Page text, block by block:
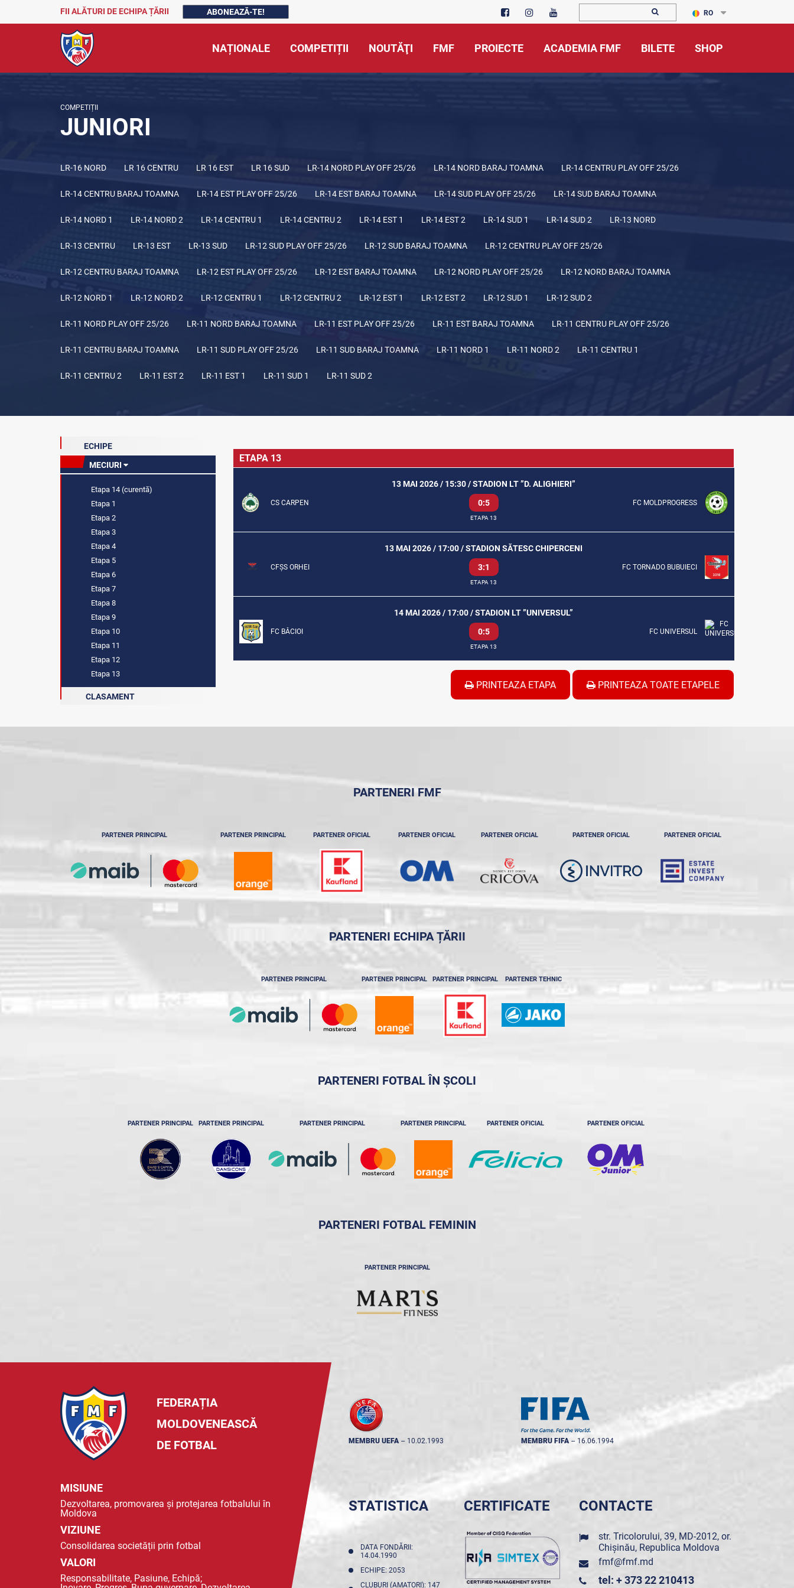
FII ALĂTURI DE ECHIPA ȚĂRII ABONEAZĂ-TE! RO
NAȚIONALE COMPETIȚII NOUTĂŢI FMF PROIECTE ACADEMIA FMF BILETE SHOP
COMPETIȚII
JUNIORI
LR-16 NORD LR 16 CENTRU LR 16 EST LR 16 SUD LR-14 NORD PLAY OFF 25/26 LR-14 NORD BARAJ TOAMNA LR-14 CENTRU PLAY OFF 25/26
LR-14 CENTRU BARAJ TOAMNA LR-14 EST PLAY OFF 25/26 LR-14 EST BARAJ TOAMNA LR-14 SUD PLAY OFF 25/26 LR-14 SUD BARAJ TOAMNA
LR-14 NORD 1 LR-14 NORD 2 LR-14 CENTRU 1 LR-14 CENTRU 2 LR-14 EST 1 LR-14 EST 2 LR-14 SUD 1 LR-14 SUD 2 LR-13 NORD
LR-13 CENTRU LR-13 EST LR-13 SUD LR-12 SUD PLAY OFF 25/26 LR-12 SUD BARAJ TOAMNA LR-12 CENTRU PLAY OFF 25/26
LR-12 CENTRU BARAJ TOAMNA LR-12 EST PLAY OFF 25/26 LR-12 EST BARAJ TOAMNA LR-12 NORD PLAY OFF 25/26 LR-12 NORD BARAJ TOAMNA
LR-12 NORD 1 LR-12 NORD 2 LR-12 CENTRU 1 LR-12 CENTRU 2 LR-12 EST 1 LR-12 EST 2 LR-12 SUD 1 LR-12 SUD 2
LR-11 NORD PLAY OFF 25/26 LR-11 NORD BARAJ TOAMNA LR-11 EST PLAY OFF 25/26 LR-11 EST BARAJ TOAMNA LR-11 CENTRU PLAY OFF 25/26
LR-11 CENTRU BARAJ TOAMNA LR-11 SUD PLAY OFF 25/26 LR-11 SUD BARAJ TOAMNA LR-11 NORD 1 LR-11 NORD 2 LR-11 CENTRU 1
LR-11 CENTRU 2 LR-11 EST 2 LR-11 EST 1 LR-11 SUD 1 LR-11 SUD 2
ECHIPE
MECIURI
Etapa 14 (curentă)
Etapa 1
Etapa 2
Etapa 3
Etapa 4
Etapa 5
Etapa 6
Etapa 7
Etapa 8
Etapa 9
Etapa 10
Etapa 11
Etapa 12
Etapa 13
CLASAMENT
ETAPA 13
13 MAI 2026 / 15:30 / STADION LT ”D. ALIGHIERI”
CS CARPEN 0:5 FC MOLDPROGRESS
ETAPA 13
13 MAI 2026 / 17:00 / STADION SĂTESC CHIPERCENI
CFȘS ORHEI 3:1 FC TORNADO BUBUIECI
ETAPA 13
14 MAI 2026 / 17:00 / STADION LT ”UNIVERSUL”
FC BĂCIOI 0:5 FC UNIVERSUL
ETAPA 13
PRINTEAZA ETAPA PRINTEAZA TOATE ETAPELE
PARTENERI FMF
PARTENER PRINCIPAL PARTENER PRINCIPAL PARTENER OFICIAL PARTENER OFICIAL PARTENER OFICIAL PARTENER OFICIAL PARTENER OFICIAL
PARTENERI ECHIPA ȚĂRII
PARTENER PRINCIPAL PARTENER PRINCIPAL PARTENER PRINCIPAL PARTENER TEHNIC
PARTENERI FOTBAL ÎN ȘCOLI
PARTENER PRINCIPAL PARTENER PRINCIPAL PARTENER PRINCIPAL PARTENER PRINCIPAL PARTENER OFICIAL PARTENER OFICIAL
PARTENERI FOTBAL FEMININ
PARTENER PRINCIPAL
FEDERAȚIA
MOLDOVENEASCĂ
DE FOTBAL
MISIUNE
Dezvoltarea, promovarea și protejarea fotbalului în
Moldova
VIZIUNE
Consolidarea societății prin fotbal
VALORI
Responsabilitate, Pasiune, Echipă;
MEMBRU UEFA -- 10.02.1993 MEMBRU FIFA -- 16.06.1994
STATISTICA
DATA FONDĂRII:
14.04.1990
ECHIPE: 2053
CLUBURI (AMATORI): 147
CERTIFICATE CONTACTE
str. Tricolorului, 39, MD-2012, or.
Chișinău, Republica Moldova
fmf@fmf.md
tel: + 373 22 210413